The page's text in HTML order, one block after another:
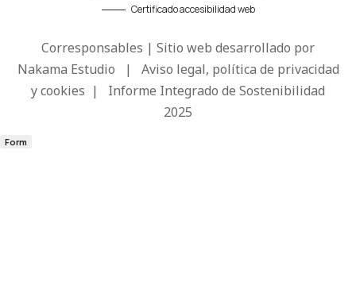
Certificado accesibilidad web
Corresponsables | Sitio web desarrollado por
Nakama Estudio | Aviso legal, política de privacidad
y cookies | Informe Integrado de Sostenibilidad
2025
Form